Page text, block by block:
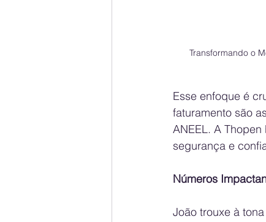
Transformando o
Esse enfoque é
faturamento são
ANEEL. A
segurança e
Números
João trouxe à